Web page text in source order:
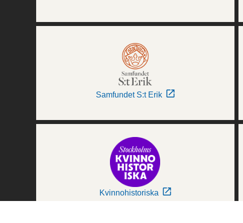
Samfundet S:t Erik
Kvinnohistoriska